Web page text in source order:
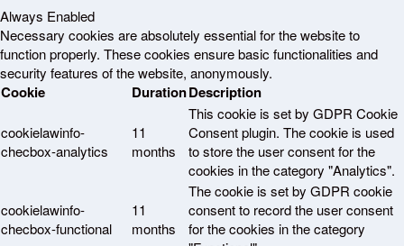
Always Enabled
Necessary cookies are absolutely essential for the website to
function properly. These cookies ensure basic functionalities and
security features of the website, anonymously.
Cookie DurationDescription
cookielawinfo-
checbox-analytics
11
months
This cookie is set by GDPR Cookie
Consent plugin. The cookie is used
to store the user consent for the
cookies in the category "Analytics".
cookielawinfo-
checbox-functional
11
months
The cookie is set by GDPR cookie
consent to record the user consent
for the cookies in the category